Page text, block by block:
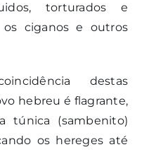
torturados e
ciganos e outros
destas
hebreu é flagrante,
túnica (sambenito)
os hereges até